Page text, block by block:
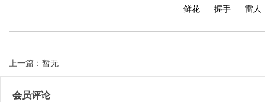
鲜花 握手 雷人
上一篇：暂无
会员评论